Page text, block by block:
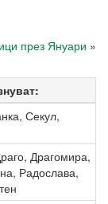
през Януари »
Секул,
Драгомира,
Радослава,